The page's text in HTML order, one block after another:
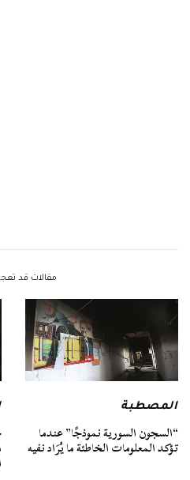
مقالات قد
المصطبة
“السجون السورية نموذجًا” عندما
تؤكد المعلومات الخاطئة ما يُرَاد نفيه